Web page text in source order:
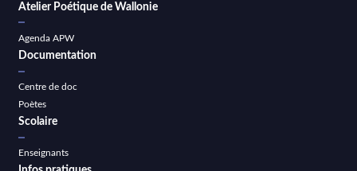
Atelier Poétique de Wallonie
Agenda APW
Documentation
Centre de doc
Poètes
Scolaire
Enseignants